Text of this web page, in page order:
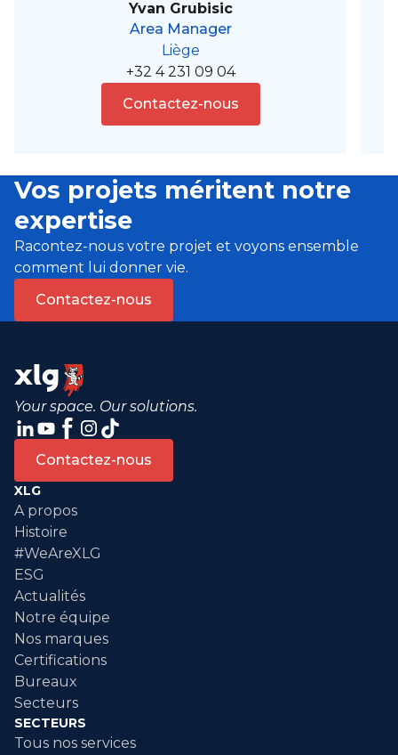
Yvan Grubisic
Area Manager
Liège
+32 4 231 09 04
Contactez-nous
Vos projets méritent notre
expertise
Racontez-nous votre projet et voyons ensemble
comment lui donner vie.
Contactez-nous
Your space. Our solutions.
Contactez-nous
XLG
A propos
Histoire
#WeAreXLG
ESG
Actualités
Notre équipe
Nos marques
Certifications
Bureaux
Secteurs
SECTEURS
Tous nos services